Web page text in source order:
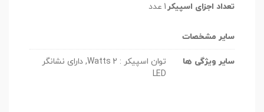
تعداد اجزای اسپیکر1 عدد
سایر مشخصات
سایر ویژگی ها
توان اسپیکر : 2 Watts, دارای نشانگر
LED